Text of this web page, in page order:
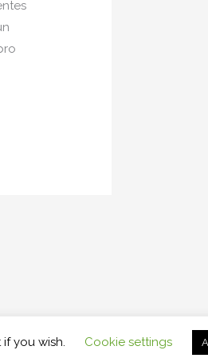
you wish. Cookie settings